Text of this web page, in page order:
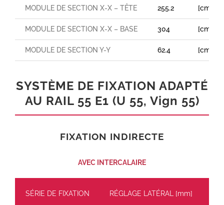
MODULE DE SECTION X-X – TÊTE 255.2 [cm³]
MODULE DE SECTION X-X – BASE 304 [cm³]
MODULE DE SECTION Y-Y 62.4 [cm³]
SYSTÈME DE FIXATION ADAPTÉ
AU RAIL 55 E1 (U 55, Vign 55)
FIXATION INDIRECTE
AVEC INTERCALAIRE
SÉRIE DE FIXATION RÉGLAGE LATÉRAL [mm]